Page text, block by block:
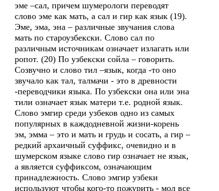
эме –сал, причем шумерологи переводят
слово эме как мать, а сал и гир как язык (19).
Эме, эма, эна – различные звучания слова
мать по староузбекски. Слово сал по
различным источникам означает излагать или
ропот. (20) По узбекски сойла – говорить.
Созвучно и слово тил –язык, когда -то оно
звучало как тал, талмачи - это в древности
-переводчики языка. По узбекски она или эна
тили означает язык матери т.е. родной язык.
Слово эмгир среди узбеков одно из самых
популярных в каждодневной жизни-корень
эм, эмма – это и мать и грудь и сосать, а гир –
редкий архаичный суффикс, очевидно и в
шумерском языке слово гир означает не язык,
а является суффиксом, означающим
принадлежность. Слово эмгир узбеки
используют чтобы кого-то пожурить - мол все